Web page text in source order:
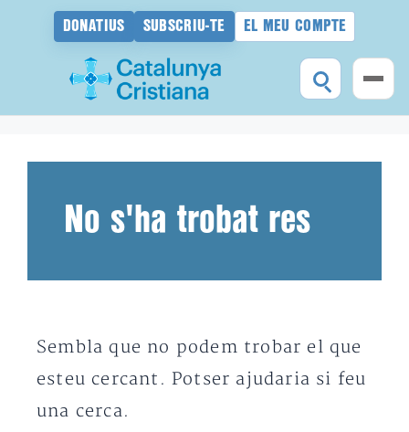
DONATIUS SUBSCRIU-TE EL MEU COMPTE
No s'ha trobat res
Sembla que no podem trobar el que
esteu cercant. Potser ajudaria si feu
una cerca.